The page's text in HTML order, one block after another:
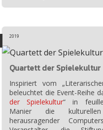
Quartett der Spielekultur
2019
Inspiriert vom
beleuchtet die Event-Reihe
der Spielekultur“ in
Manier die
herausragender